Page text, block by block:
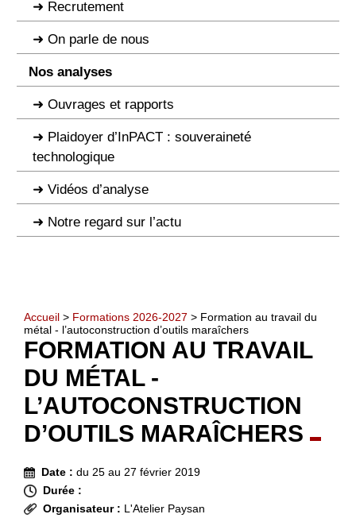
Recrutement
On parle de nous
Nos analyses
Ouvrages et rapports
Plaidoyer d’InPACT : souveraineté
technologique
Vidéos d’analyse
Notre regard sur l’actu
Accueil > Formations 2026-2027 > Formation au travail du
métal - l’autoconstruction d’outils maraîchers
FORMATION AU TRAVAIL
DU MÉTAL -
L’AUTOCONSTRUCTION
D’OUTILS MARAÎCHERS
Date : du 25 au 27 février 2019
Durée :
Organisateur : L'Atelier Paysan